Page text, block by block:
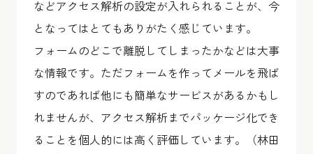
などアクセス解析の設定が入れられることが、今
となってはとてもありがたく感じています。
フォームのどこで離脱してしまったかなどは大事
な情報です。ただフォームを作ってメールを飛ば
すのであれば他にも簡単なサービスがあるかもし
れませんが、アクセス解析までパッケージ化でき
ることを個人的には高く評価しています。（林田